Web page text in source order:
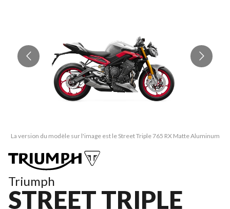
La version du modèle sur l'image est le Street Triple 765 RX Matte Aluminum
Triumph
STREET TRIPLE